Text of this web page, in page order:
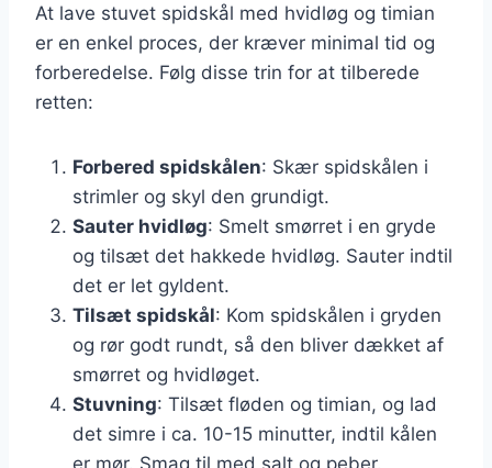
At lave stuvet spidskål med hvidløg og timian
er en enkel proces, der kræver minimal tid og
forberedelse. Følg disse trin for at tilberede
retten:
Forbered spidskålen: Skær spidskålen i
strimler og skyl den grundigt.
Sauter hvidløg: Smelt smørret i en gryde
og tilsæt det hakkede hvidløg. Sauter indtil
det er let gyldent.
Tilsæt spidskål: Kom spidskålen i gryden
og rør godt rundt, så den bliver dækket af
smørret og hvidløget.
Stuvning: Tilsæt fløden og timian, og lad
det simre i ca. 10-15 minutter, indtil kålen
er mør. Smag til med salt og peber.